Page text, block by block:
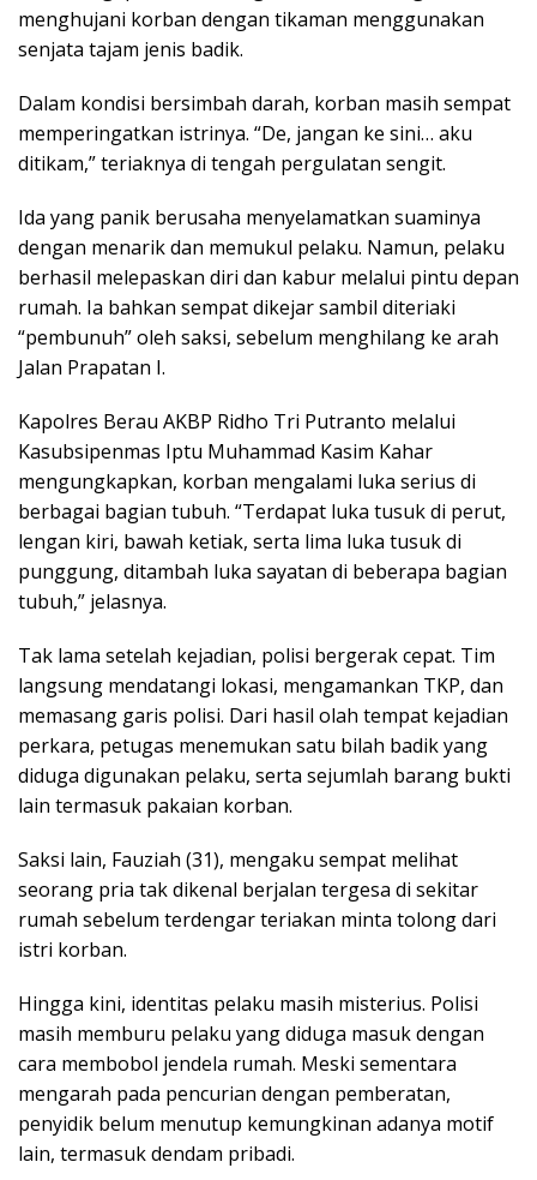
menghujani korban dengan tikaman menggunakan
senjata tajam jenis badik.
Dalam kondisi bersimbah darah, korban masih sempat
memperingatkan istrinya. “De, jangan ke sini… aku
ditikam,” teriaknya di tengah pergulatan sengit.
Ida yang panik berusaha menyelamatkan suaminya
dengan menarik dan memukul pelaku. Namun, pelaku
berhasil melepaskan diri dan kabur melalui pintu depan
rumah. Ia bahkan sempat dikejar sambil diteriaki
“pembunuh” oleh saksi, sebelum menghilang ke arah
Jalan Prapatan I.
Kapolres Berau AKBP Ridho Tri Putranto melalui
Kasubsipenmas Iptu Muhammad Kasim Kahar
mengungkapkan, korban mengalami luka serius di
berbagai bagian tubuh. “Terdapat luka tusuk di perut,
lengan kiri, bawah ketiak, serta lima luka tusuk di
punggung, ditambah luka sayatan di beberapa bagian
tubuh,” jelasnya.
Tak lama setelah kejadian, polisi bergerak cepat. Tim
langsung mendatangi lokasi, mengamankan TKP, dan
memasang garis polisi. Dari hasil olah tempat kejadian
perkara, petugas menemukan satu bilah badik yang
diduga digunakan pelaku, serta sejumlah barang bukti
lain termasuk pakaian korban.
Saksi lain, Fauziah (31), mengaku sempat melihat
seorang pria tak dikenal berjalan tergesa di sekitar
rumah sebelum terdengar teriakan minta tolong dari
istri korban.
Hingga kini, identitas pelaku masih misterius. Polisi
masih memburu pelaku yang diduga masuk dengan
cara membobol jendela rumah. Meski sementara
mengarah pada pencurian dengan pemberatan,
penyidik belum menutup kemungkinan adanya motif
lain, termasuk dendam pribadi.